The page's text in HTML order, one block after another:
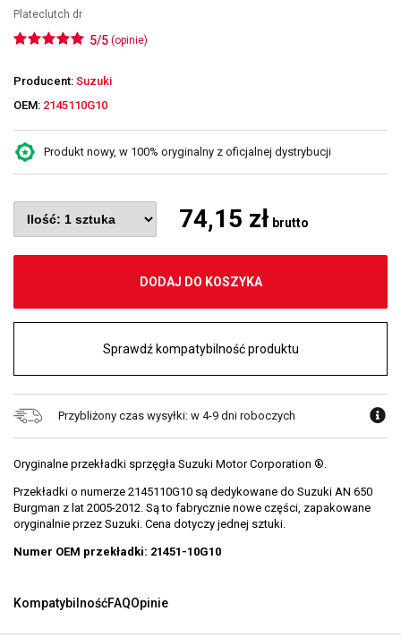
Plateclutch dr
5/5 (opinie)
Producent: Suzuki
OEM: 2145110G10
Produkt nowy, w 100% oryginalny z oficjalnej dystrybucji
74,15 zł brutto
DODAJ DO KOSZYKA
Sprawdź kompatybilność produktu
Przybliżony czas wysyłki: w 4-9 dni roboczych
Oryginalne przekładki sprzęgła Suzuki Motor Corporation ®.
Przekładki o numerze 2145110G10 są dedykowane do Suzuki AN 650
Burgman z lat 2005-2012. Są to fabrycznie nowe części, zapakowane
oryginalnie przez Suzuki. Cena dotyczy jednej sztuki.
Numer OEM przekładki: 21451-10G10
KompatybilnośćFAQOpinie